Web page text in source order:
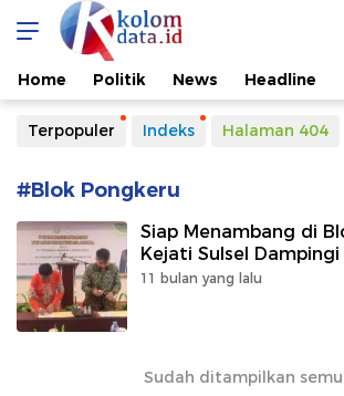
Kolomdata.id
Home Politik News Headline
Terpopuler Indeks Halaman 404
#Blok Pongkeru
Siap Menambang di
Kejati Sulsel Dampingi
11 bulan yang lalu
Sudah ditampilkan